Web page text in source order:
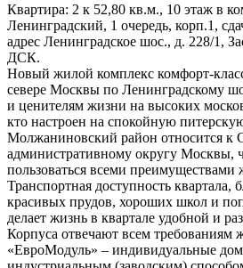
Квартира: 2 к 52,80 кв.м., 10 этаж в
Ленинградский, 1 очередь, корп.1,
адрес Ленинградское шос., д. 228/1,
ДСК.
Новый жилой комплекс комфорт-
севере Москвы по Ленинградскому
и ценителям жизни на высоких
кто настроен на спокойную
Молжаниновский район относится к
административному округу Москвы,
пользоваться всеми преимуществами
Транспортная доступность квартала,
красивых прудов, хороших школ и
делает жизнь в квартале удобной и
Корпуса отвечают всем требованиям
«ЕвроМодуль» – индивидуальные